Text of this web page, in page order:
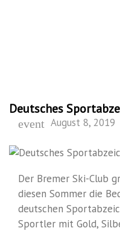
Deutsches
event August 8, 2019
Der Bremer Ski-Club
diesen Sommer die
deutschen
Sportler mit Gold,